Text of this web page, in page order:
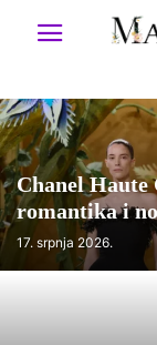
Chanel Haute
romantika i
17. srpnja 2026.